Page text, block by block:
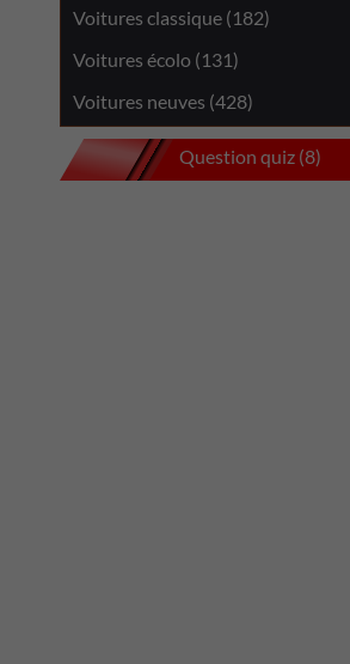
Voitures classique (182)
Voitures écolo (131)
Voitures neuves (428)
Question quiz (8)